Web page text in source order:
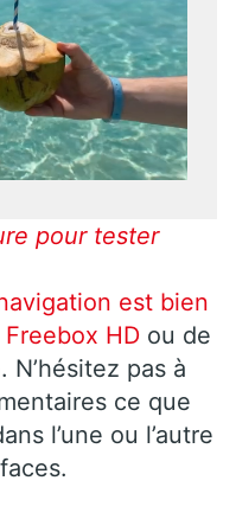
pour tester
est bien
HD ou de
N’hésitez pas à
ce que
l’une ou l’autre